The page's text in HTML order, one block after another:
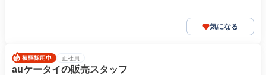
気になる
正社員
auケータイの販売スタッフ